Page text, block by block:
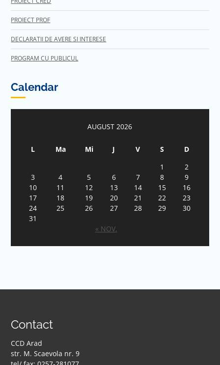
PROIECT PROF
DECLARATII DE AVERE SI INTERESE
PROGRAM CU PUBLICUL
Calendar
AUGUST 2026
L Ma Mi J V S
D
1
2
3
4 5 6 7 8
9
10
11 12 13 14 15
16
17
18 19 20 21 22
23
24
25 26 27 28 29
30
31
« NOV.
Contact
CCD Arad
str. M. Scaevola nr. 9